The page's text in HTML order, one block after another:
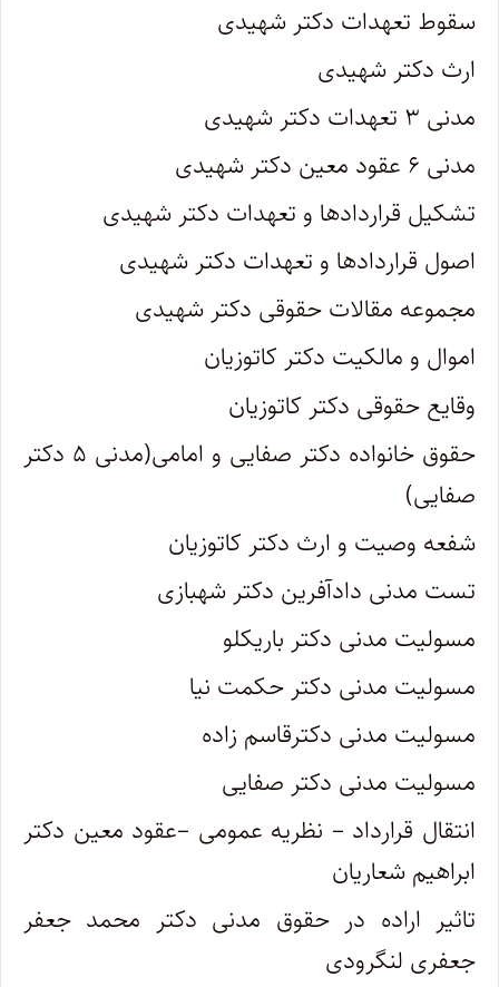
سقوط تعهدات دکتر شهیدی
ارث دکتر شهیدی
مدنی ۳ تعهدات دکتر شهیدی
مدنی ۶ عقود معین دکتر شهیدی
تشکیل قراردادها و تعهدات دکتر شهیدی
اصول قراردادها و تعهدات دکتر شهیدی
مجموعه مقالات حقوقی دکتر شهیدی
اموال و مالکیت دکتر کاتوزیان
وقایع حقوقی دکتر کاتوزیان
حقوق خانواده دکتر صفایی و امامی(مدنی ۵ دکتر
صفایی)
شفعه وصیت و ارث دکتر کاتوزیان
تست مدنی دادآفرین دکتر شهبازی
مسولیت مدنی دکتر باریکلو
مسولیت مدنی دکتر حکمت نیا
مسولیت مدنی دکترقاسم زاده
مسولیت مدنی دکتر صفایی
انتقال قرارداد – نظریه عمومی –عقود معین دکتر
ابراهیم شعاریان
تاثیر اراده در حقوق مدنی دکتر محمد جعفر
جعفری لنگرودی